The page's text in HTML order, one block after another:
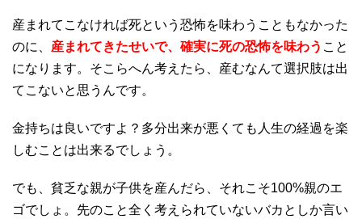
産まれてこなければ死という恐怖を味わうこともなかった
のに、 産まれてきたせいで、確実に死の恐怖を味わう こと
になります。そこらへん考えたら、産むなんて選択肢は出
てこないと思うんです。
金持ちは良いですよ？多分出来が悪くても人生の経過を楽
しむことは出来るでしょう。
でも、貧乏な親が子供を産んだら、それこそ100%親のエ
ゴでしょ。先のこと全く考えられていないバカとしか言い